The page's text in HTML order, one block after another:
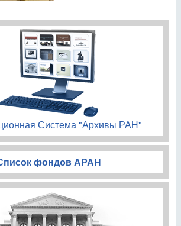
Система "Архивы РАН"
фондов АРАН